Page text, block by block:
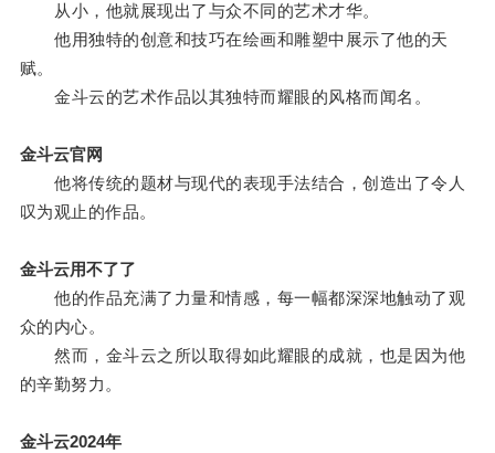
从小，他就展现出了与众不同的艺术才华。
他用独特的创意和技巧在绘画和雕塑中展示了他的天
赋。
金斗云的艺术作品以其独特而耀眼的风格而闻名。
金斗云官网
他将传统的题材与现代的表现手法结合，创造出了令人
叹为观止的作品。
金斗云用不了了
他的作品充满了力量和情感，每一幅都深深地触动了观
众的内心。
然而，金斗云之所以取得如此耀眼的成就，也是因为他
的辛勤努力。
金斗云2024年